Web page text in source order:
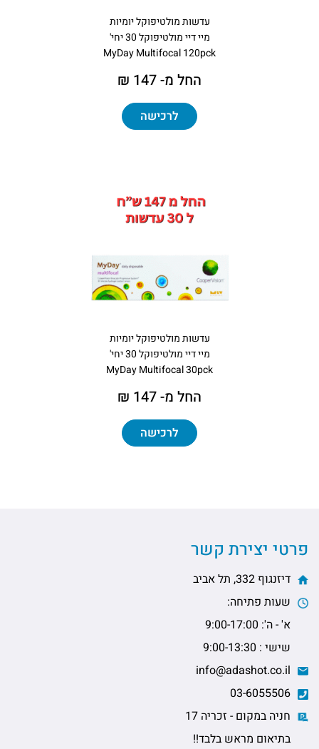
עדשות מולטיפוקל יומיות
מיי דיי מולטיפוקל 30 יחי'
MyDay Multifocal 120pck
החל מ- 147 ₪
לרכישה
עדשות מולטיפוקל יומיות
מיי דיי מולטיפוקל 30 יחי'
MyDay Multifocal 30pck
החל מ- 147 ₪
לרכישה
פרטי יצירת קשר
דיזנגוף 332, תל אביב
שעות פתיחה:
א' - ה': 9:00-17:00
שישי : 9:00-13:30
חניה במקום - זכריה 17
בתיאום מראש בלבד!!